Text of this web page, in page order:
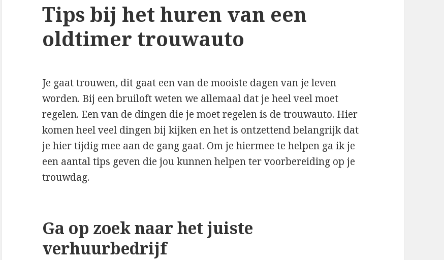
Tips bij het huren van een
oldtimer trouwauto
Je gaat trouwen, dit gaat een van de mooiste dagen van je leven
worden. Bij een bruiloft weten we allemaal dat je heel veel moet
regelen. Een van de dingen die je moet regelen is de trouwauto. Hier
komen heel veel dingen bij kijken en het is ontzettend belangrijk dat
je hier tijdig mee aan de gang gaat. Om je hiermee te helpen ga ik je
een aantal tips geven die jou kunnen helpen ter voorbereiding op je
trouwdag.
Ga op zoek naar het juiste
verhuurbedrijf